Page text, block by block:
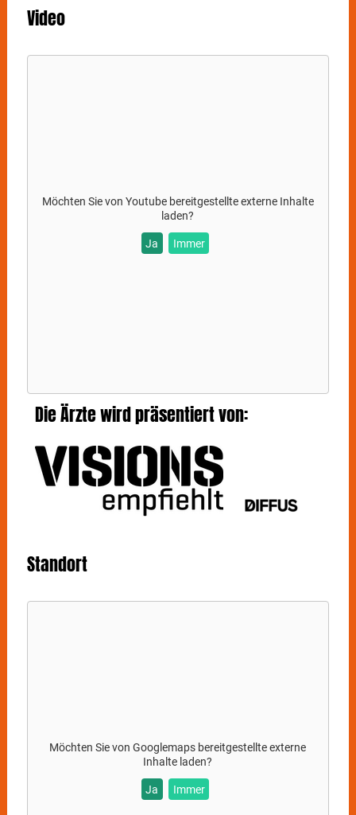
Video
Möchten Sie von Youtubebereitgestellte externe Inhalte
laden?
Ja Immer
Die Ärzte wird präsentiert von:
Standort
Möchten Sie vonGooglemaps bereitgestellte externe
Inhalte laden?
Ja Immer